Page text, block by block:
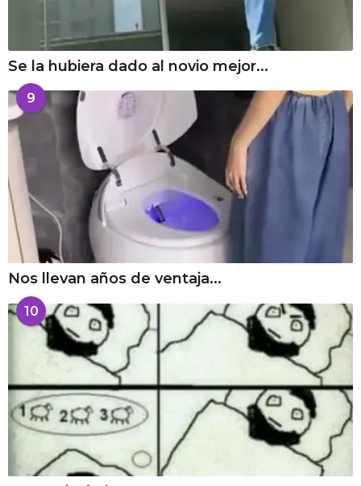
Se la hubiera dado al novio mejor...
9
Nos llevan años de ventaja...
10